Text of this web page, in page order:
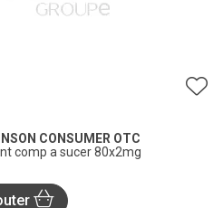
CONSUMER OTC
comp a sucer 80x2mg